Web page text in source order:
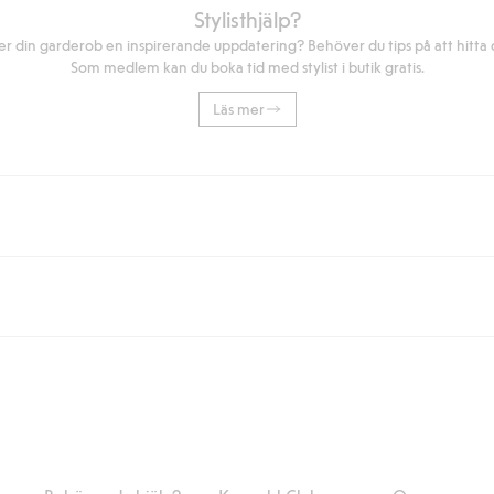
Stylisthjälp?
din garderob en inspirerande uppdatering? Behöver du tips på att hitta
Som medlem kan du boka tid med stylist i butik gratis.
Läs mer
du handlar för över 500kr med leverans till ombud eller paketbox